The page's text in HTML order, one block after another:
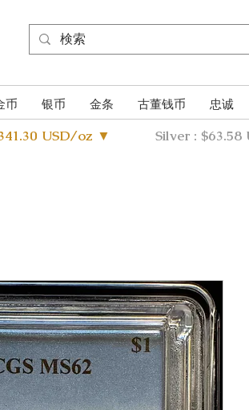
币 银币 金条 古董钱币 忠诚
USD/oz ▼ Silver :